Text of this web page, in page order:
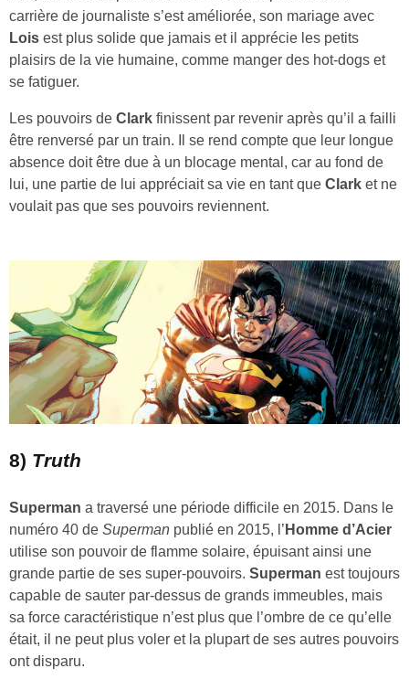
carrière de journaliste s’est améliorée, son mariage avec
Lois est plus solide que jamais et il apprécie les petits
plaisirs de la vie humaine, comme manger des hot-dogs et
se fatiguer.
Les pouvoirs de Clark finissent par revenir après qu’il a failli
être renversé par un train. Il se rend compte que leur longue
absence doit être due à un blocage mental, car au fond de
lui, une partie de lui appréciait sa vie en tant que Clark et ne
voulait pas que ses pouvoirs reviennent.
8) Truth
Superman a traversé une période difficile en 2015. Dans le
numéro 40 de Superman publié en 2015, l’ Homme d’Acier
utilise son pouvoir de flamme solaire, épuisant ainsi une
grande partie de ses super-pouvoirs. Superman est toujours
capable de sauter par-dessus de grands immeubles, mais
sa force caractéristique n’est plus que l’ombre de ce qu’elle
était, il ne peut plus voler et la plupart de ses autres pouvoirs
ont disparu.